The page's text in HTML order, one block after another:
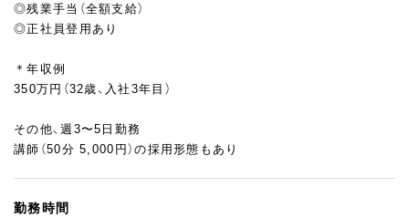
◎残業手当（全額支給）
◎正社員登用あり
＊年収例
350万円（32歳、入社3年目）
その他、週3〜5日勤務
講師（50分 5,000円）の採用形態もあり
勤務時間